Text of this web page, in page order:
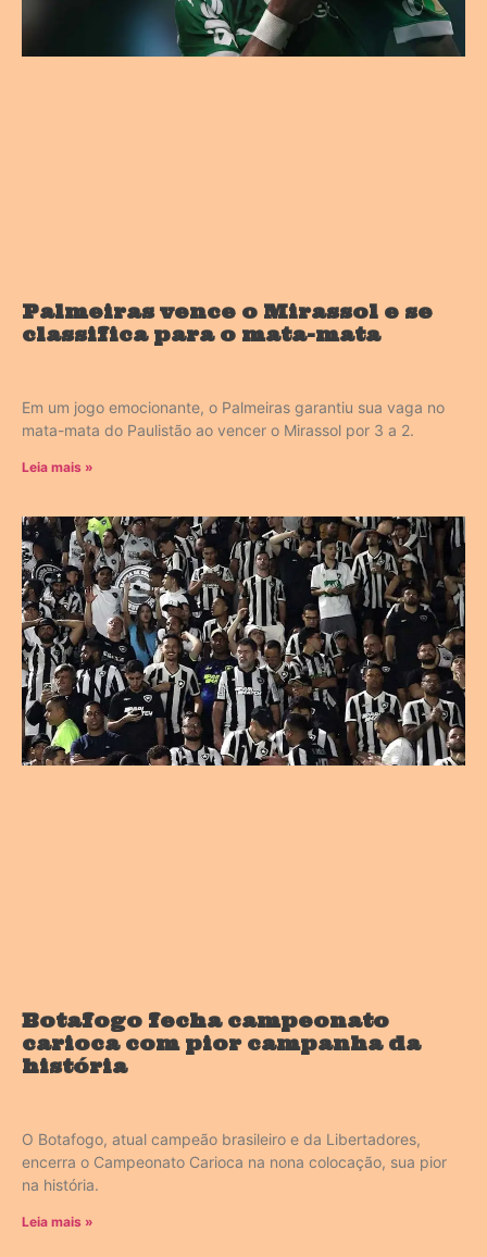
Palmeiras vence o Mirassol e se
classifica para o mata-mata
Em um jogo emocionante, o Palmeiras garantiu sua vaga no
mata-mata do Paulistão ao vencer o Mirassol por 3 a 2.
Leia mais »
Botafogo fecha campeonato
carioca com pior campanha da
história
O Botafogo, atual campeão brasileiro e da Libertadores,
encerra o Campeonato Carioca na nona colocação, sua pior
na história.
Leia mais »